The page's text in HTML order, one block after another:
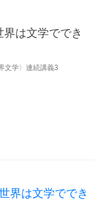
界は文学ででき
文学〉連続講義3
界は文学ででき